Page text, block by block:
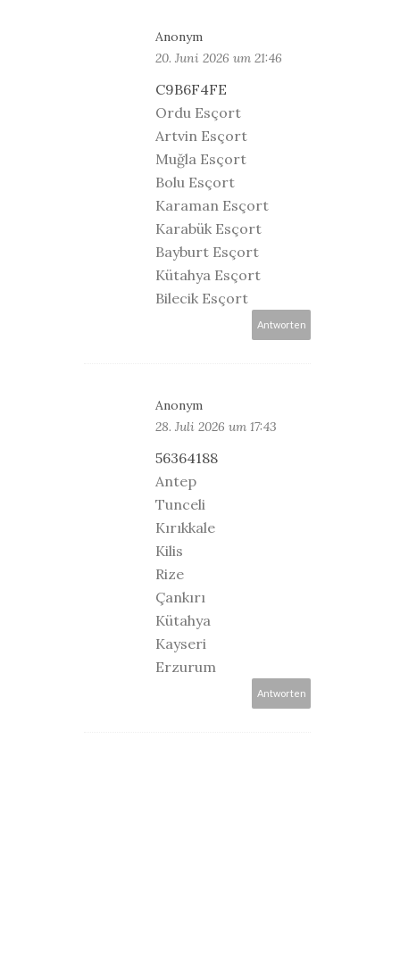
Anonym
20. Juni 2026 um 21:46
C9B6F4FE
Ordu Esçort
Artvin Esçort
Muğla Esçort
Bolu Esçort
Karaman Esçort
Karabük Esçort
Bayburt Esçort
Kütahya Esçort
Bilecik Esçort
Antworten
Anonym
28. Juli 2026 um 17:43
56364188
Antep
Tunceli
Kırıkkale
Kilis
Rize
Çankırı
Kütahya
Kayseri
Erzurum
Antworten